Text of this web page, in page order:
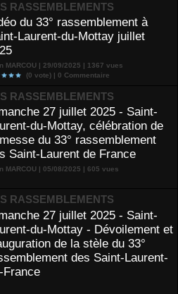
RASSEMBLEMENTS
du 33° rassemblement à
Laurent-du-Mottay juillet
MARCOU | 29/09/2025 | 1367 vues
(0 vote) | 0 Commentaire
RASSEMBLEMENTS
27 juillet 2025 - Saint-
du-Mottay, célébration de
du 33° rassemblement
Saint-Laurent de France
MARCOU | 05/08/2025 | 605 vues
RASSEMBLEMENTS
27 juillet 2025 - Saint-
du-Mottay - Dévoilement et
de la stèle du 33°
des Saint-Laurent-
France